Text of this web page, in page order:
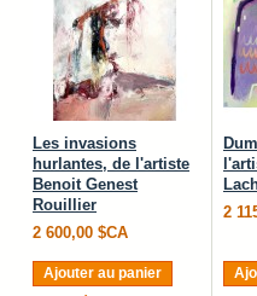
Les invasions
hurlantes, de l'artiste
Benoit Genest
Rouillier
2 600,00 $CA
Ajouter au panier
2